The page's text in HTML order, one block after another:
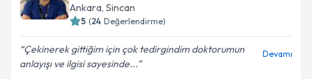
Ankara, Sincan
5 (24 Değerlendirme)
Çekinerek gittiğim için çok tedirgindim doktorumun
anlayışı ve ilgisi sayesinde...
Devamı